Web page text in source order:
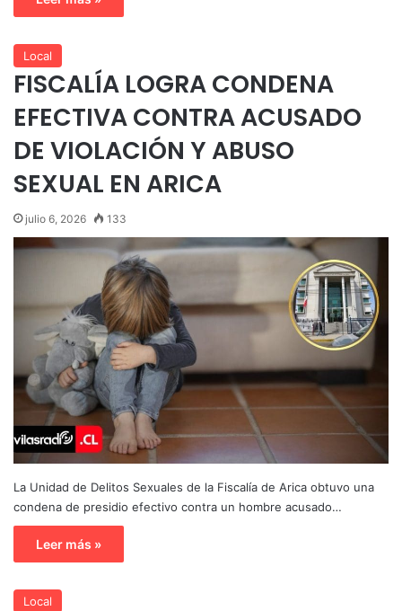
Local
FISCALÍA LOGRA CONDENA
EFECTIVA CONTRA ACUSADO
DE VIOLACIÓN Y ABUSO
SEXUAL EN ARICA
julio 6, 2026 133
La Unidad de Delitos Sexuales de la Fiscalía de Arica obtuvo una
condena de presidio efectivo contra un hombre acusado…
Leer más »
Local